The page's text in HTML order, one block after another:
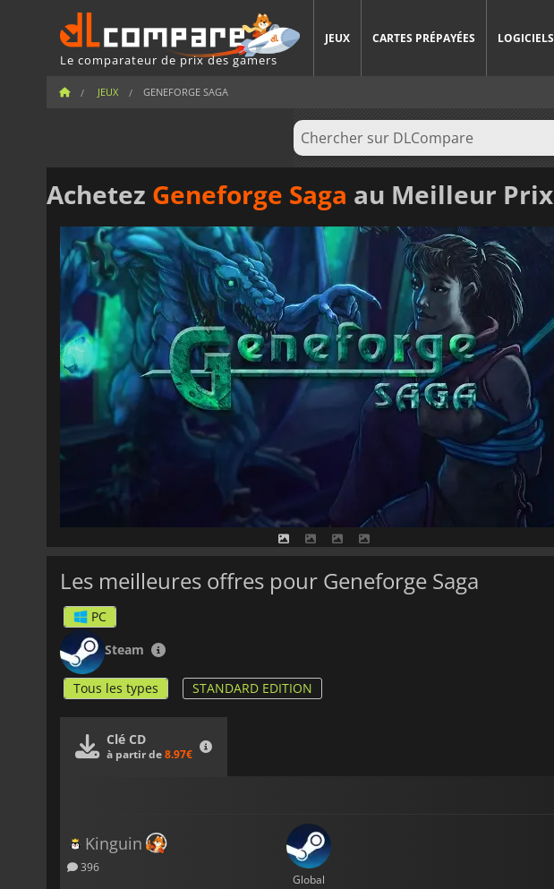
Le comparateur de prix des gamers
JEUX CARTES PRÉPAYÉES LOGICIELS
JEUX GENEFORGE SAGA
Achetez Geneforge Saga au Meilleur Prix
Les meilleures offres pour Geneforge Saga
PC
Steam
Tous les types STANDARD EDITION
Clé CD
à partir de8.97€
Kinguin
396
Global